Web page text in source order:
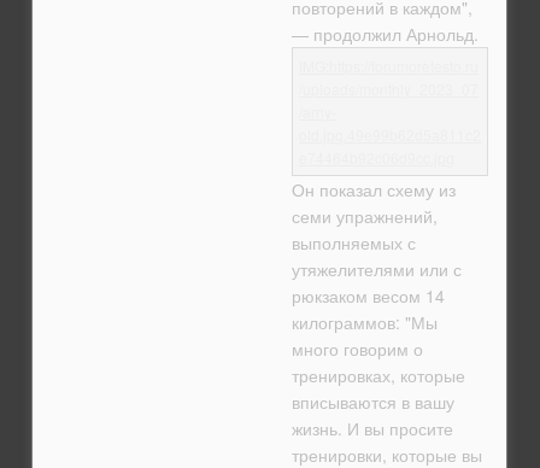
повторений в каждом",
— продолжил Арнольд.
Он показал схему из
семи упражнений,
выполняемых с
утяжелителями или с
рюкзаком весом 14
килограммов: "Мы
много говорим о
тренировках, которые
вписываются в вашу
жизнь. И вы просите
тренировки, которые вы